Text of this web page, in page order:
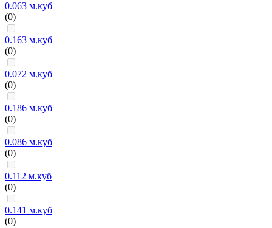
0.063 м.куб
(0)
0.163 м.куб
(0)
0.072 м.куб
(0)
0.186 м.куб
(0)
0.086 м.куб
(0)
0.112 м.куб
(0)
0.141 м.куб
(0)